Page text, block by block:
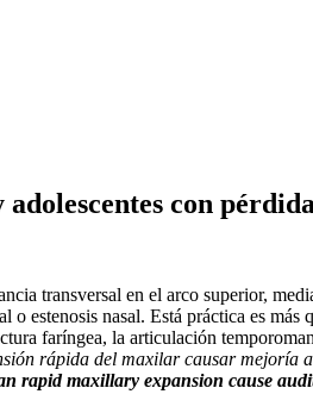
con
transversal en el arco superior,
estenosis nasal. Está práctica es más
faríngea, la articulación
rápida del maxilar causar mejoría
rapid maxillary expansion cause